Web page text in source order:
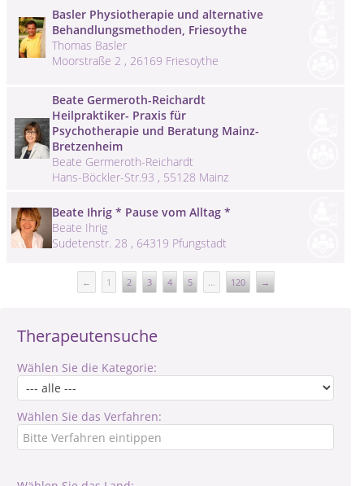
Therapeutensuche
Wählen Sie die Kategorie:
Wählen Sie das Verfahren:
Basler Physiotherapie und alternative
Behandlungsmethoden, Friesoythe
Thomas Basler
Moorstraße 2 , 26169 Friesoythe
Beate Germeroth-Reichardt
Heilpraktiker- Praxis für
Psychotherapie und Beratung Mainz-
Bretzenheim
Beate Germeroth-Reichardt
Hans-Böckler-Str.93 , 55128 Mainz
Beate Ihrig * Pause vom Alltag *
Beate Ihrig
Sudetenstr. 28 , 64319 Pfungstadt
← 1 2 3 4 5 ... 120 →